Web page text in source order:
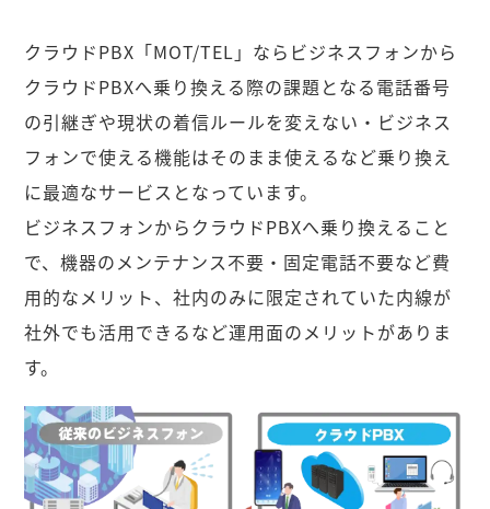
クラウドPBX「MOT/TEL」ならビジネスフォンから
クラウドPBXへ乗り換える際の課題となる電話番号
の引継ぎや現状の着信ルールを変えない・ビジネス
フォンで使える機能はそのまま使えるなど乗り換え
に最適なサービスとなっています。
ビジネスフォンからクラウドPBXへ乗り換えること
で、機器のメンテナンス不要・固定電話不要など費
用的なメリット、社内のみに限定されていた内線が
社外でも活用できるなど運用面のメリットがありま
す。